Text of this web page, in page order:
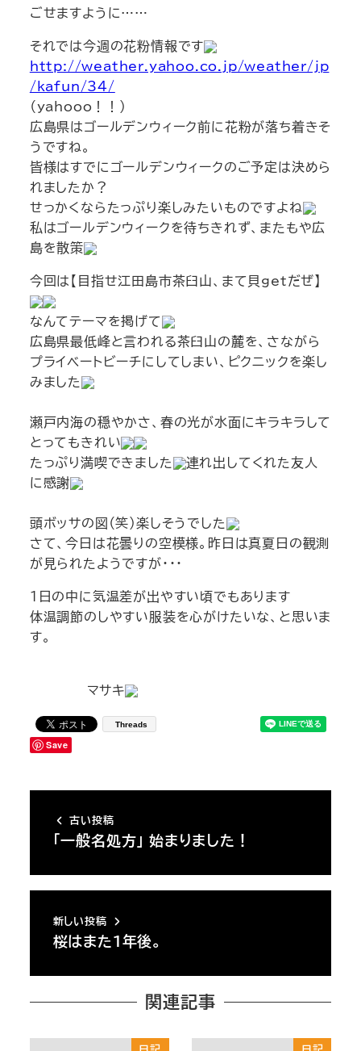
ごせますように……
それでは今週の花粉情報です
http://weather.yahoo.co.jp/weather/jp
/kafun/34/
（yahooo！！）
広島県はゴールデンウィーク前に花粉が落ち着きそ
うですね。
皆様はすでにゴールデンウィークのご予定は決めら
れましたか？
せっかくならたっぷり楽しみたいものですよね
私はゴールデンウィークを待ちきれず、またもや広
島を散策
今回は【目指せ江田島市茶臼山、まて貝getだぜ】
なんてテーマを掲げて
広島県最低峰と言われる茶臼山の麓を、さながら
プライベートビーチにしてしまい、ピクニックを楽し
みました
瀬戸内海の穏やかさ、春の光が水面にキラキラして
とってもきれい
たっぷり満喫できました
連れ出してくれた友人
に感謝
頭ボッサの図（笑）楽しそうでした
さて、今日は花曇りの空模様。昨日は真夏日の観測
が見られたようですが・・・
１日の中に気温差が出やすい頃でもあります
体温調節のしやすい服装を心がけたいな、と思いま
す。
マサキ
Threads
Save
古い投稿
「一般名処方」 始まりました！
新しい投稿
桜はまた１年後。
関連記事